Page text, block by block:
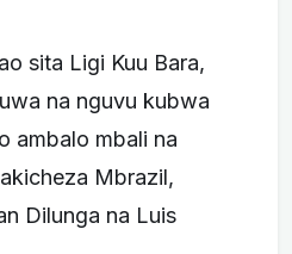
sita Ligi Kuu Bara,
na nguvu kubwa
ambalo mbali na
Mbrazil,
Dilunga na Luis